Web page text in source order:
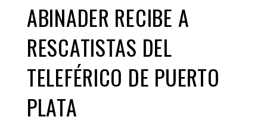
ABINADER RECIBE A
RESCATISTAS DEL
TELEFÉRICO DE PUERTO
PLATA